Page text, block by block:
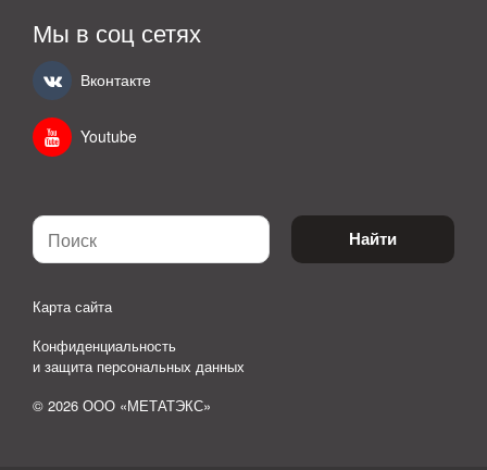
Мы в соц сетях
Вконтакте
Youtube
Найти
Карта сайта
Конфиденциальность
и защита персональных данных
© 2026 ООО «МЕТАТЭКС»